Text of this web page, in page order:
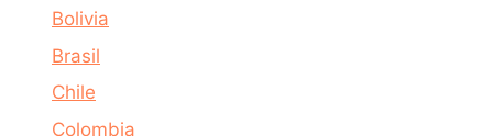
Bolivia
Brasil
Chile
Colombia